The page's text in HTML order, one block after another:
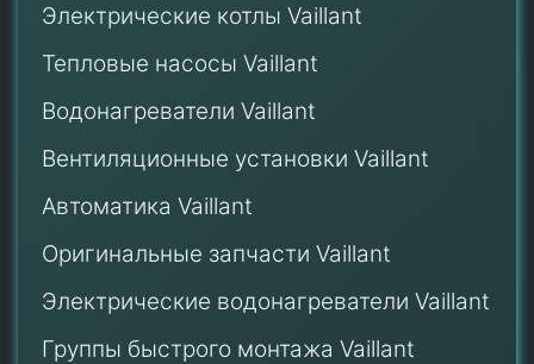
Электрические котлы Vaillant
Тепловые насосы Vaillant
Водонагреватели Vaillant
Вентиляционные установки Vaillant
Автоматика Vaillant
Оригинальные запчасти Vaillant
Электрические водонагреватели Vaillant
Группы быстрого монтажа Vaillant